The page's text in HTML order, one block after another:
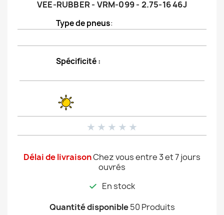
VEE-RUBBER - VRM-099 - 2.75-16 46J
Type de pneus:
Spécificité :
★ ★ ★ ★ ★
Délai de livraisonChez vous entre 3 et 7 jours
ouvrés
En stock
Quantité disponible 50 Produits